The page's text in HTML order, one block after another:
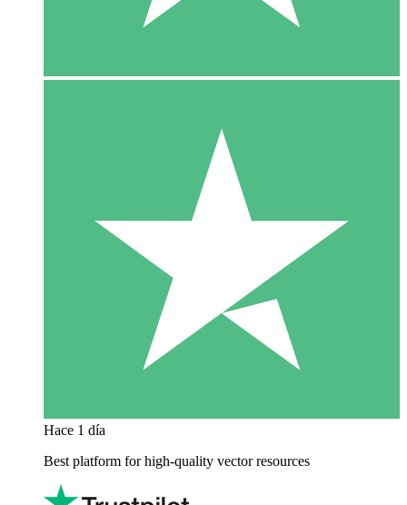
Hace 1 día
Best platform for high-quality vector resources